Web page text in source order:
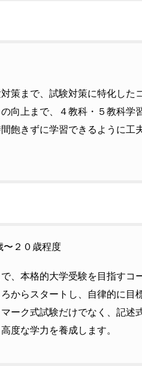
策まで、試験対策に特化した
向上まで、４教科・５教科学
飽きずに学習できるように工
２０歳程度
、本格的大学受験を目指すコ
からスタートし、自律的に目
ーク式試験だけでなく、記述
度な学力を養成します。